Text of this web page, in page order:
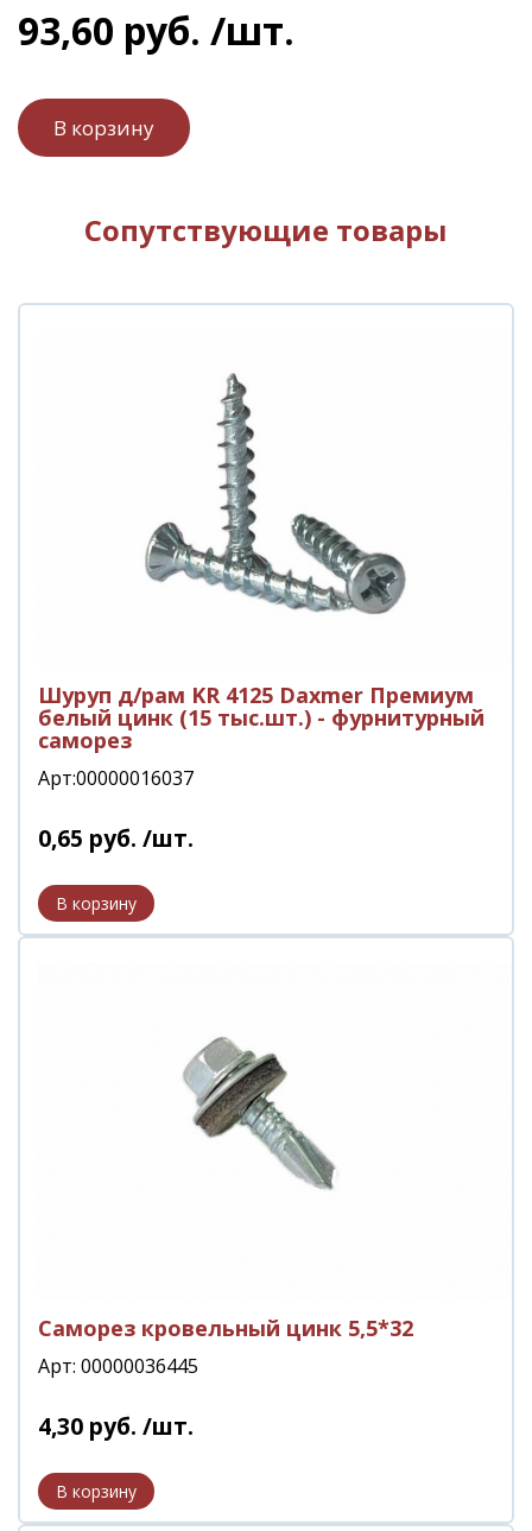
93,60 руб. /шт.
Сопутствующие товары
Шуруп д/рам KR 4125 Daxmer Премиум
белый цинк (15 тыс.шт.) - фурнитурный
саморез
Арт:00000016037
0,65 руб. /шт.
Саморез кровельный цинк 5,5*32
Арт: 00000036445
4,30 руб. /шт.